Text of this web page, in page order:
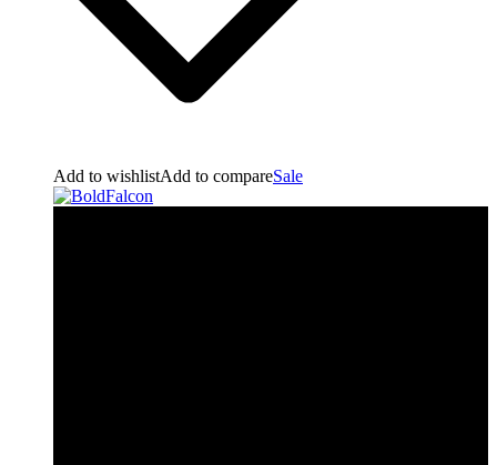
Add to wishlistAdd to compareSale